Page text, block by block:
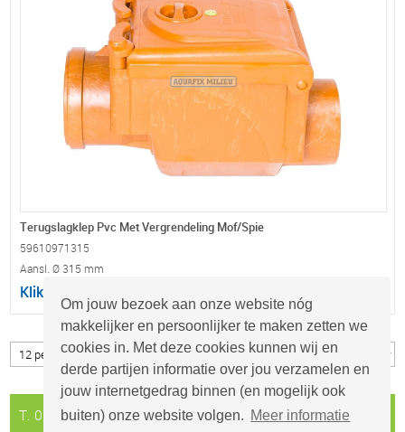
Om jouw bezoek aan onze website nóg
makkelijker en persoonlijker te maken zetten we
cookies in. Met deze cookies kunnen wij en
derde partijen informatie over jou verzamelen en
jouw internetgedrag binnen (en mogelijk ook
buiten) onze website volgen. Meer informatie
Terugslagklep Pvc Met Vergrendeling Mof/Spie
59610971315
Aansl. Ø 315 mm
Klik hier voor uw prijsopgave
T. 0297 - 26 29 29 info@aquafix.nl